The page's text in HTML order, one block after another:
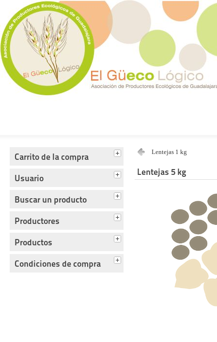
Carrito de la compra
Usuario
Buscar un producto
Productores
Productos
Condiciones de compra
Lentejas 1 kg
Lentejas 5 kg